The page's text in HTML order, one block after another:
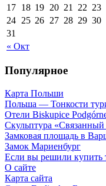
« Окт
17 18 19 20 21 22 23
24 25 26 27 28 29 30
31
Популярное
Карта Польши
Польша — Тонкости
Отели Biskupice
Скульптура
Замковая площадь в
Замок Мариенбург
Если вы решили купить
О сайте
Карта сайта